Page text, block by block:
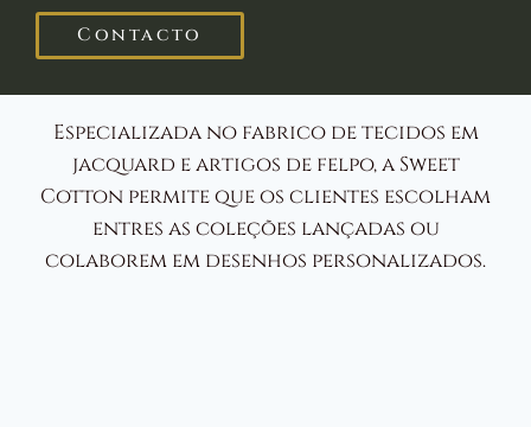
Contacto
Especializada no fabrico de tecidos em
jacquard e artigos de felpo, a Sweet
Cotton permite que os clientes escolham
entres as coleções lançadas ou
colaborem em desenhos personalizados.